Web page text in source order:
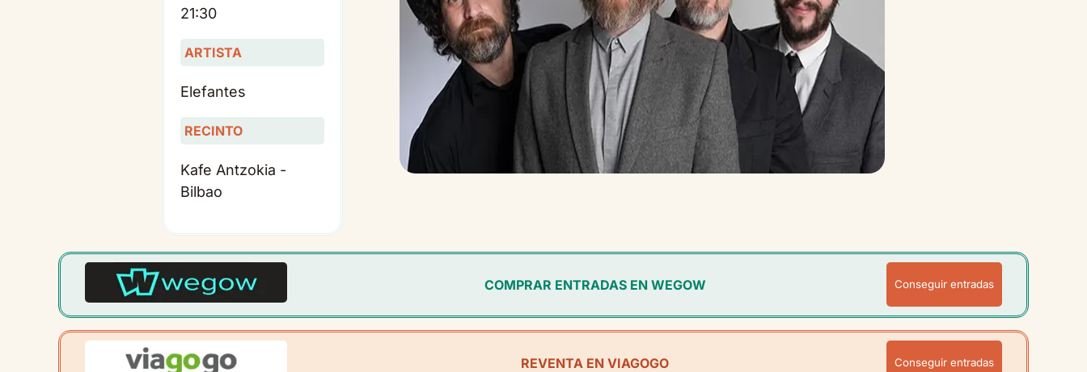
21:30
ARTISTA
Elefantes
RECINTO
Kafe Antzokia -
Bilbao
COMPRAR ENTRADAS EN WEGOW Conseguir entradas
REVENTA EN VIAGOGO Conseguir entradas